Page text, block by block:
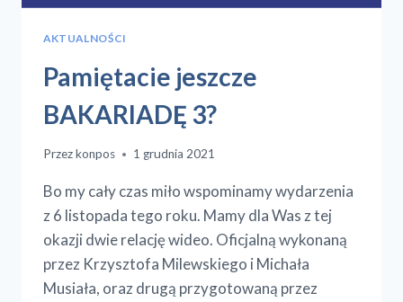
AKTUALNOŚCI
Pamiętacie jeszcze
BAKARIADĘ 3?
Przezkonpos 1 grudnia 2021
Bo my cały czas miło wspominamy wydarzenia
z 6 listopada tego roku. Mamy dla Was z tej
okazji dwie relację wideo. Oficjalną wykonaną
przez Krzysztofa Milewskiego i Michała
Musiała, oraz drugą przygotowaną przez